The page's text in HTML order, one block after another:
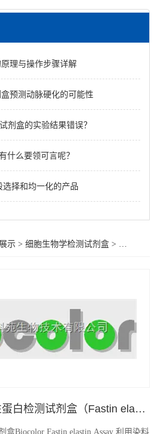
剂盒
试剂盒
检测试剂盒
理与操作步骤详解
预测动脉硬化的可能性
剂盒的实验结果错误？
什么要领可言呢？
择和均一化的产品
示 >细胞生物学检测试剂盒 > 弹性蛋白
F2000Biocolor 弹性蛋白检测试剂盒（Fastin elastin Assay）
盒Biocolor Fastin elastin Assay 利用染料